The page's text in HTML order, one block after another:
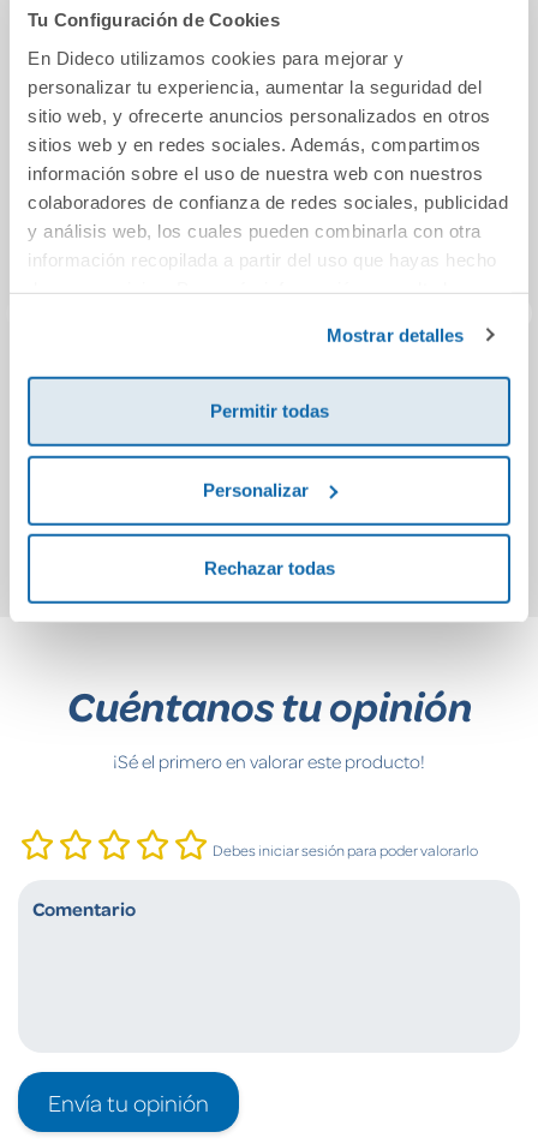
Tu Configuración de Cookies
En Dideco utilizamos cookies para mejorar y
personalizar tu experiencia, aumentar la seguridad del
sitio web, y ofrecerte anuncios personalizados en otros
sitios web y en redes sociales. Además, compartimos
información sobre el uso de nuestra web con nuestros
colaboradores de confianza de redes sociales, publicidad
y análisis web, los cuales pueden combinarla con otra
información recopilada a partir del uso que hayas hecho
Mostrar detalles
Permitir todas
Personalizar
Rechazar todas
También podría gustarte...
Barreras del
Comprar
El niño del carrito
Comprar
El
Cuéntanos tu opinión
¡Sé el primero en valorar este producto!
Debes iniciar sesión para poder valorarlo
Envía tu opinión